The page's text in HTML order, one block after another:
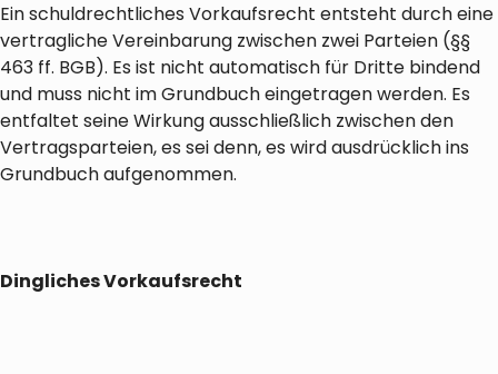
Ein schuldrechtliches Vorkaufsrecht entsteht durch eine
vertragliche Vereinbarung zwischen zwei Parteien (§§
463 ff. BGB). Es ist nicht automatisch für Dritte bindend
und muss nicht im Grundbuch eingetragen werden. Es
entfaltet seine Wirkung ausschließlich zwischen den
Vertragsparteien, es sei denn, es wird ausdrücklich ins
Grundbuch aufgenommen.
Dingliches Vorkaufsrecht